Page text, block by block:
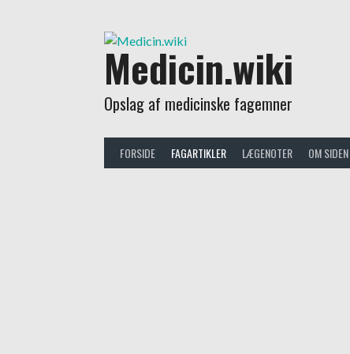
Medicin.wiki
Opslag af medicinske fagemner
FORSIDE FAGARTIKLER LÆGENOTER OM SIDEN